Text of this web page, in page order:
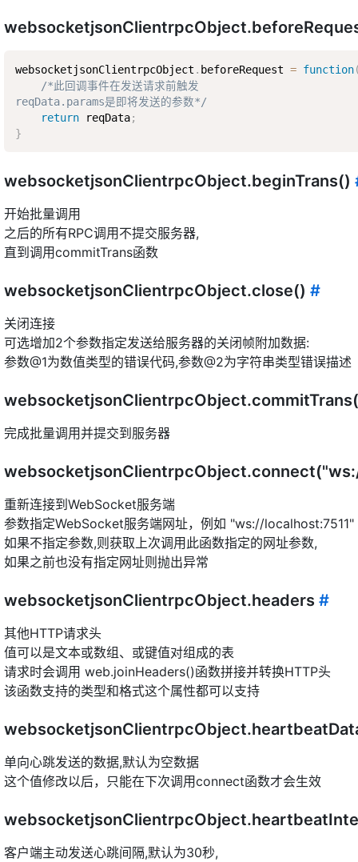
websocketjsonClientrpcObject . beforeRequest = function
/*此回调事件在发送请求前触发
reqData.params是即将发送的参数*/
return reqData;
}
websocketjsonClientrpcObject.beginTrans()
开始批量调用
之后的所有RPC调用不提交服务器,
直到调用commitTrans函数
websocketjsonClientrpcObject.close() #
关闭连接
可选增加2个参数指定发送给服务器的关闭帧附加数据:
参数@1为数值类型的错误代码,参数@2为字符串类型错误描述
完成批量调用并提交到服务器
重新连接到WebSocket服务端
参数指定WebSocket服务端网址，例如 "ws://localhost:7511"
如果不指定参数,则获取上次调用此函数指定的网址参数,
如果之前也没有指定网址则抛出异常
websocketjsonClientrpcObject.headers #
其他HTTP请求头
值可以是文本或数组、或键值对组成的表
请求时会调用 web.joinHeaders()函数拼接并转换HTTP头
该函数支持的类型和格式这个属性都可以支持
单向心跳发送的数据,默认为空数据
这个值修改以后，只能在下次调用connect函数才会生效
客户端主动发送心跳间隔,默认为30秒,